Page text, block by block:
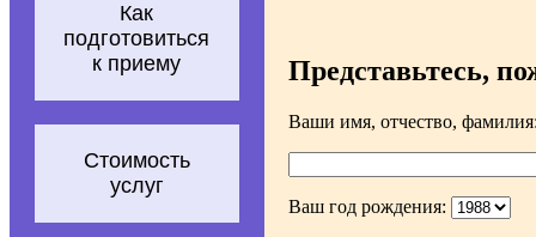
Как
подготовиться
к приему
Стоимость
услуг
Представьтесь,
Ваши имя, отчество,
Ваш год рождения: